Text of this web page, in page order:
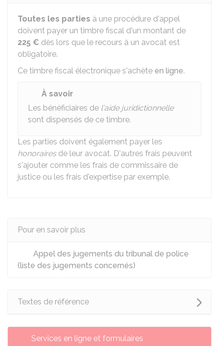
Toutes les parties à une procédure d'appel
doivent payer un timbre fiscal d'un montant de
225 € dès lors que le recours à un avocat est
obligatoire.
Ce timbre fiscal électronique s'achète en ligne.
À savoir
Les bénéficiaires de l'aide juridictionnelle
sont dispensés de ce timbre.
Les parties doivent également payer les
honorairesde leur avocat. D'autres frais peuvent
s'ajouter comme les frais de commissaire de
justice ou les frais d'expertise par exemple.
Pour en savoir plus
Appel des jugements du tribunal de police
(liste des jugements concernés)
Textes de référence
Services en ligne et formulaires